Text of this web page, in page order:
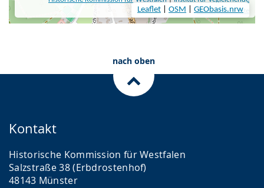
nach oben
Kontakt
Historische Kommission für Westfalen
Salzstraße 38 (Erbdrostenhof)
48143 Münster